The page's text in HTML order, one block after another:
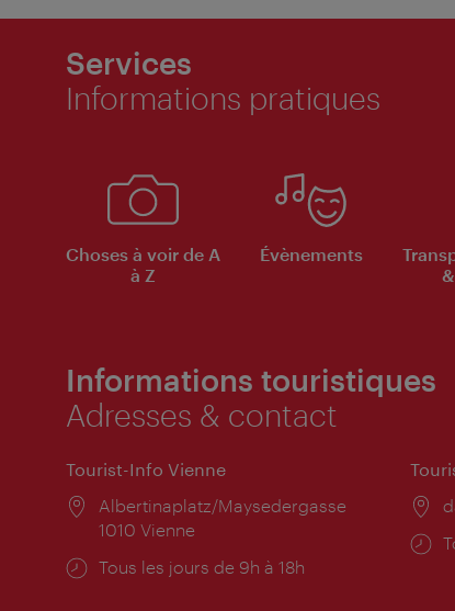
Services
Informations pratiques
Choses à voir de A
à Z
Évènements
Informations touristiques
Adresses & contact
Tourist-Info Vienne
Lieu:
Albertinaplatz/Maysedergasse
1010 Vienne
Horaires
Tous les jours de 9h à 18h